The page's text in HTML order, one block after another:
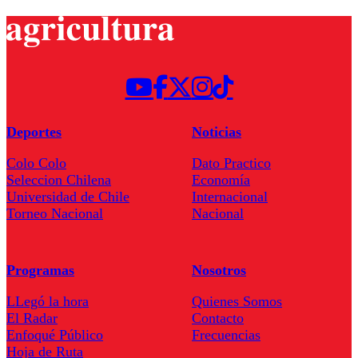
Deportes
Colo Colo
Seleccion Chilena
Universidad de Chile
Torneo Nacional
Noticias
Dato Practico
Economía
Internacional
Nacional
Programas
LLegó la hora
El Radar
Enfoqué Público
Hoja de Ruta
Nosotros
Quienes Somos
Contacto
Frecuencias